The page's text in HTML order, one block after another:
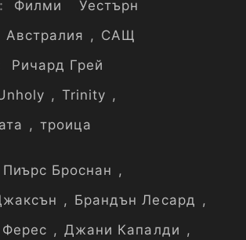
Филми
Уестърн
Австралия , САЩ
Ричард Грей
, Trinity ,
, троица
Пиърс Броснан ,
, Брандън Лесард ,
, Джани Капалди ,